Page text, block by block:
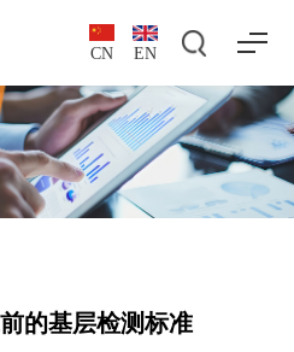
CN EN
的基层检测标准